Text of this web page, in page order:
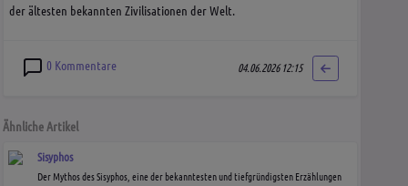
der ältesten bekannten Zivilisationen der Welt.
0 Kommentare 04.06.2026 12:15
Ähnliche Artikel
Sisyphos
Der Mythos des Sisyphos, eine der bekanntesten und tiefgründigsten Erzählungen